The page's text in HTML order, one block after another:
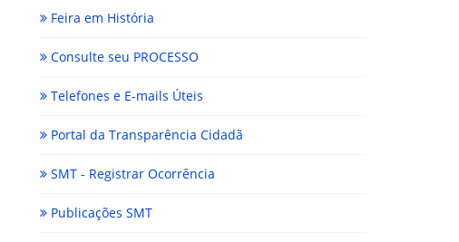
Feira em História
Consulte seu PROCESSO
Telefones e E-mails Úteis
Portal da Transparência Cidadã
SMT - Registrar Ocorrência
Publicações SMT